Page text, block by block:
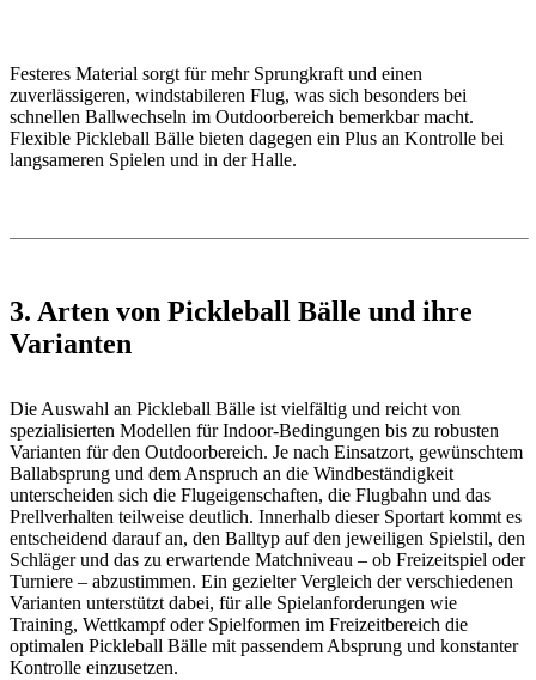
Festeres Material sorgt für mehr Sprungkraft und einen
zuverlässigeren, windstabileren Flug, was sich besonders bei
schnellen Ballwechseln im Outdoorbereich bemerkbar macht.
Flexible Pickleball Bälle bieten dagegen ein Plus an Kontrolle bei
langsameren Spielen und in der Halle.
3. Arten von Pickleball Bälle und ihre
Varianten
Die Auswahl an Pickleball Bälle ist vielfältig und reicht von
spezialisierten Modellen für Indoor-Bedingungen bis zu robusten
Varianten für den Outdoorbereich. Je nach Einsatzort, gewünschtem
Ballabsprung und dem Anspruch an die Windbeständigkeit
unterscheiden sich die Flugeigenschaften, die Flugbahn und das
Prellverhalten teilweise deutlich. Innerhalb dieser Sportart kommt es
entscheidend darauf an, den Balltyp auf den jeweiligen Spielstil, den
Schläger und das zu erwartende Matchniveau – ob Freizeitspiel oder
Turniere – abzustimmen. Ein gezielter Vergleich der verschiedenen
Varianten unterstützt dabei, für alle Spielanforderungen wie
Training, Wettkampf oder Spielformen im Freizeitbereich die
optimalen Pickleball Bälle mit passendem Absprung und konstanter
Kontrolle einzusetzen.